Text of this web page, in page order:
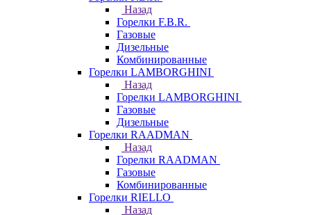
Назад
Горелки F.B.R.
Газовые
Дизельные
Комбинированные
Горелки LAMBORGHINI
Назад
Горелки LAMBORGHINI
Газовые
Дизельные
Горелки RAADMAN
Назад
Горелки RAADMAN
Газовые
Комбинированные
Горелки RIELLO
Назад